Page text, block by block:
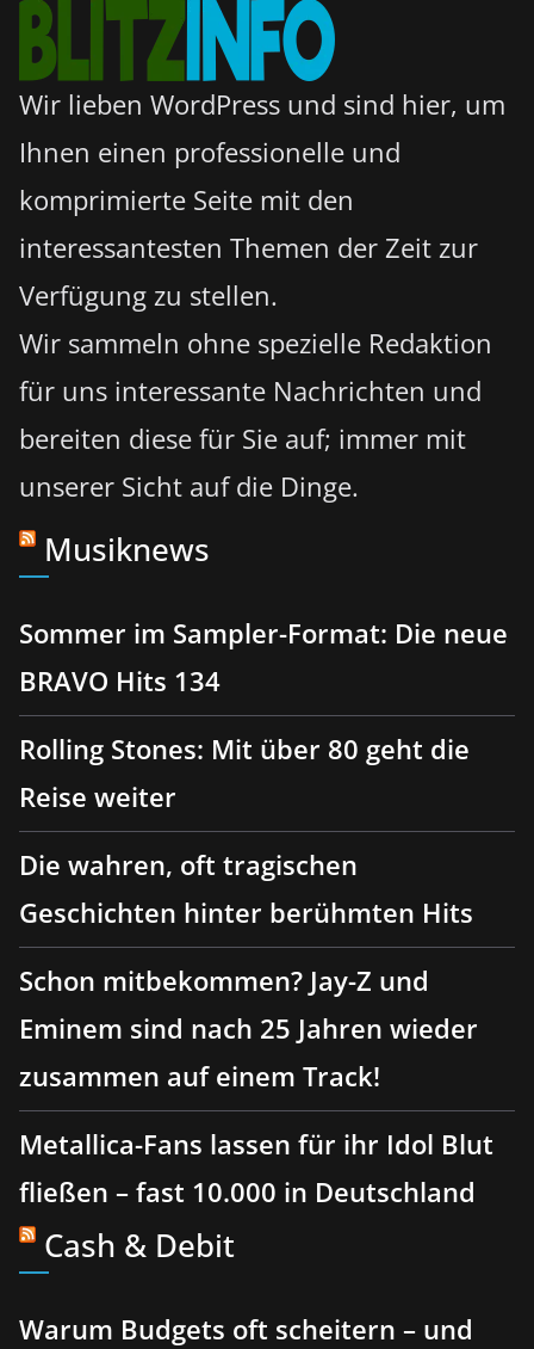
Wir lieben WordPress und sind hier, um
Ihnen einen professionelle und
komprimierte Seite mit den
interessantesten Themen der Zeit zur
Verfügung zu stellen.
Wir sammeln ohne spezielle Redaktion
für uns interessante Nachrichten und
bereiten diese für Sie auf; immer mit
unserer Sicht auf die Dinge.
Musiknews
Sommer im Sampler-Format: Die neue
BRAVO Hits 134
Rolling Stones: Mit über 80 geht die
Reise weiter
Die wahren, oft tragischen
Geschichten hinter berühmten Hits
Schon mitbekommen? Jay-Z und
Eminem sind nach 25 Jahren wieder
zusammen auf einem Track!
Metallica-Fans lassen für ihr Idol Blut
fließen – fast 10.000 in Deutschland
Cash & Debit
Warum Budgets oft scheitern – und